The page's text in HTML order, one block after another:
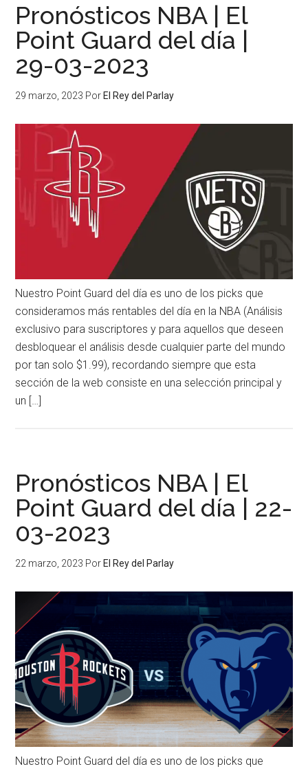
Pronósticos NBA | El
Point Guard del día |
29-03-2023
29 marzo, 2023 Por El Rey del Parlay
Nuestro Point Guard del día es uno de los picks que
consideramos más rentables del día en la NBA (Análisis
exclusivo para suscriptores y para aquellos que deseen
desbloquear el análisis desde cualquier parte del mundo
por tan solo $1.99), recordando siempre que esta
sección de la web consiste en una selección principal y
un […]
Pronósticos NBA | El
Point Guard del día | 22-
03-2023
22 marzo, 2023 Por El Rey del Parlay
Nuestro Point Guard del día es uno de los picks que